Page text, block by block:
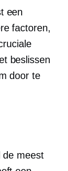
een
factoren,
beslissen
door te
de meest